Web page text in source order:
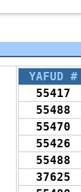
YAFUD #
55417
55488
55470
55426
55488
37625